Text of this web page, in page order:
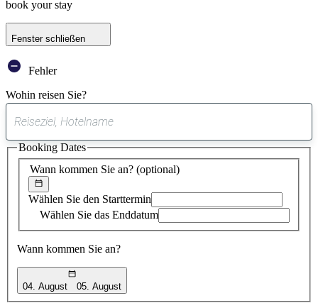
book your stay
Fenster schließen
Fehler
Wohin reisen Sie?
gefundener
Vorschlag
Wann kommen Sie an? (optional)
Wählen Sie den Starttermin
Wählen Sie das Enddatum
Wann kommen Sie an?
04. August 05. August
Booking Dates